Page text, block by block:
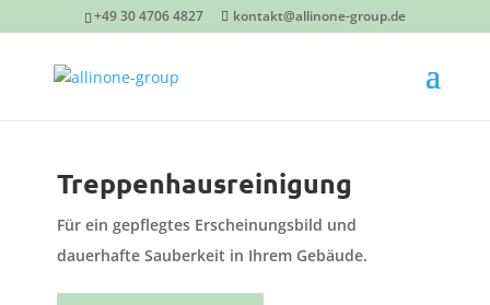
+49 30 4706 4827 kontakt@allinone-group.de
Treppenhausreinigung
Für ein gepflegtes Erscheinungsbild und
dauerhafte Sauberkeit in Ihrem Gebäude.